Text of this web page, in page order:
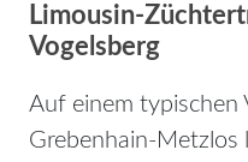
Limousin-
Vogelsberg
Auf einem typischen
Grebenhain-Metzlos